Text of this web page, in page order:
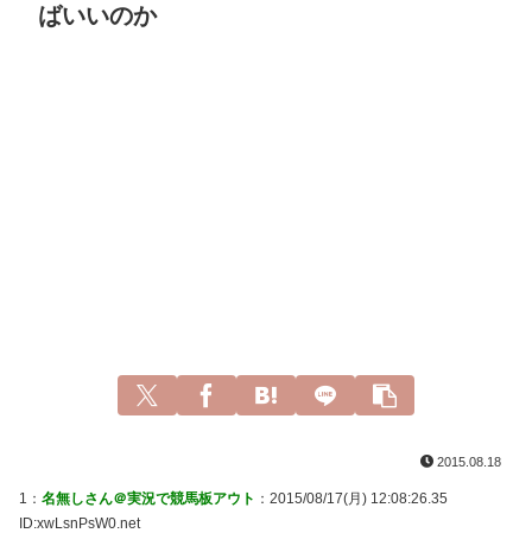
ばいいのか
2015.08.18
1： 名無しさん＠実況で競馬板アウト ：2015/08/17(月) 12:08:26.35
ID:xwLsnPsW0.net